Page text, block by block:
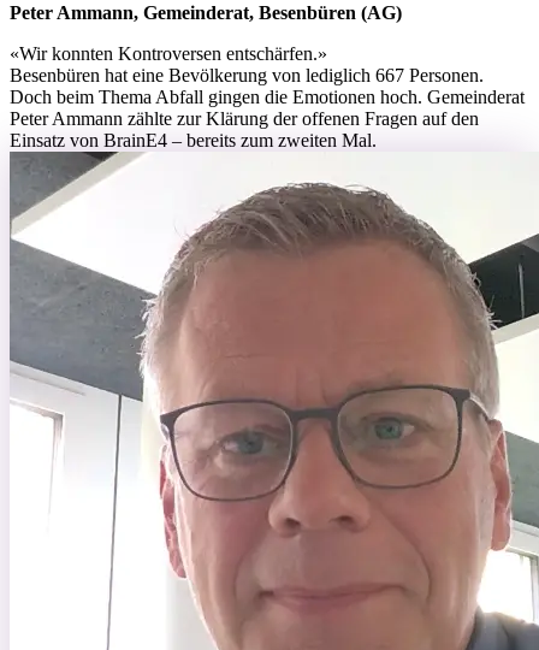
Peter Ammann, Gemeinderat, Besenbüren (AG)
«Wir konnten Kontroversen entschärfen.»
Besenbüren hat eine Bevölkerung von lediglich 667 Personen.
Doch beim Thema Abfall gingen die Emotionen hoch. Gemeinderat
Peter Ammann zählte zur Klärung der offenen Fragen auf den
Einsatz von BrainE4 – bereits zum zweiten Mal.